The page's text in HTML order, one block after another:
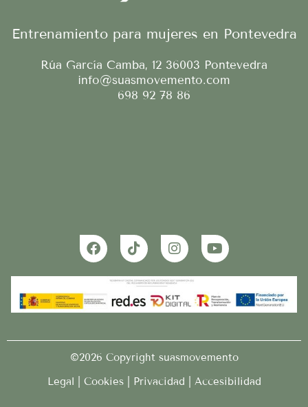
Entrenamiento para mujeres en Pontevedra
Rúa García Camba, 12 36003 Pontevedra
info@suasmovemento.com
698 92 78 86
©2026 Copyright suasmovemento
Legal
Cookies| Privacidad | Accesibilidad